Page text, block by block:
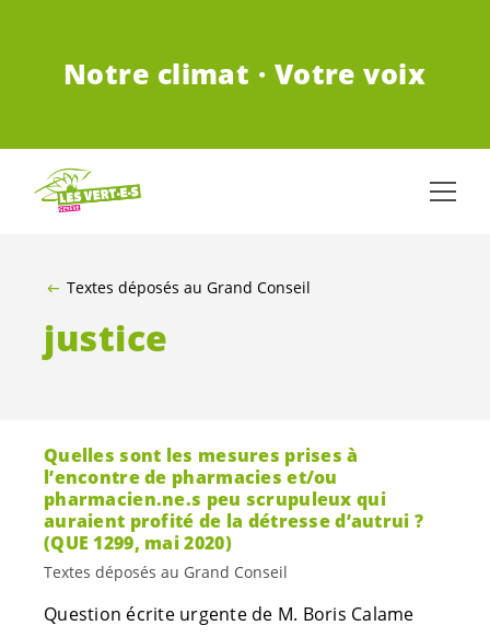
Notre climat · Votre voix
Textes déposés au Grand Conseil
justice
Quelles sont les mesures prises à
l’encontre de pharmacies et/ou
pharmacien.ne.s peu scrupuleux qui
auraient profité de la détresse d’autrui ?
(QUE 1299, mai 2020)
Textes déposés au Grand Conseil
Question écrite urgente de M. Boris Calame